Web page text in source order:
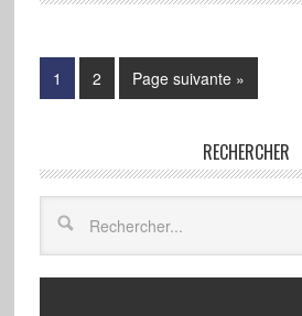
1 2 Page suivante »
RECHERCHER